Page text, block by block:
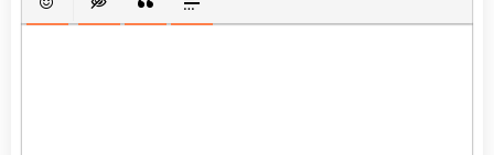
ВСТАВИТЬ СМАЙЛИК
ВСТАВКА СКРЫТОГО ТЕКСТА
ВСТАВКА ЦИТАТЫ
ВСТАВКА СПОЙЛЕРА